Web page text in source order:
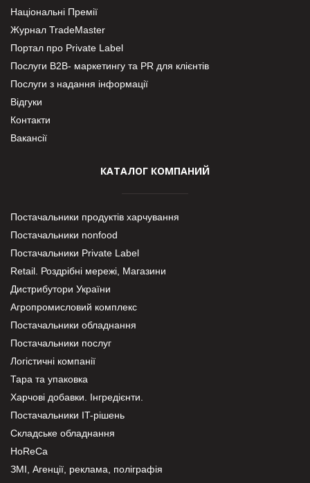
Національні Премії
Журнал TradeMaster
Портал про Private Label
Послуги В2В- маркетингу та PR для клієнтів
Послуги з надання інформації
Відгуки
Контакти
Вакансії
КАТАЛОГ КОМПАНИЙ
Постачальники продуктів харчування
Постачальники nonfood
Постачальники Private Label
Retail. Роздрібні мережі, Магазини
Дистрибутори України
Агропромисловий комплекс
Постачальники обладнання
Постачальники послуг
Логістичні компанії
Тара та упаковка
Харчові добавки. Інгредієнти.
Постачальники IT-рішень
Складське обладнання
HoReCa
ЗМІ, Агенції, реклама, поліграфія